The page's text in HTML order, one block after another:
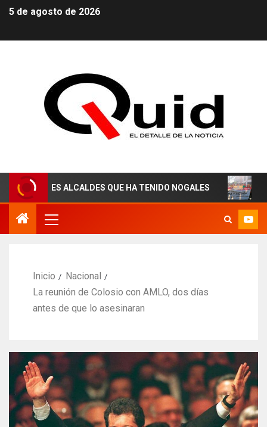
5 de agosto de 2026
ALCALDES QUE HA TENIDO NOGALES ¡AGUAS
Inicio
Nacional
La reunión de Colosio con AMLO, dos días
antes de que lo asesinaran